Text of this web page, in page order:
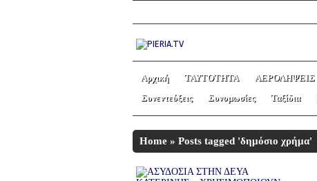
Αρχική ΤΑΥΤΟΤΗΤΑ ΑΕΡΟΛΗΨΕΙΣ
Συνεντεύξεις
Συνομωσίες Ταξίδια
Home » Posts tagged 'δημόσιο χρήμα'